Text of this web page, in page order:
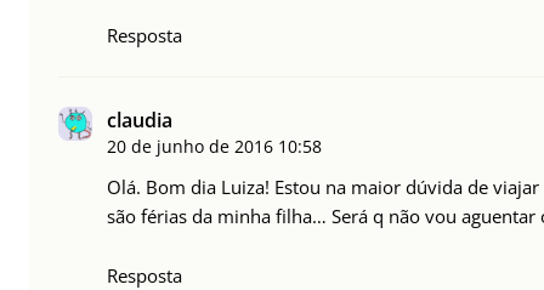
Resposta
claudia
20 de junho de 2016 10:58
Olá. Bom dia Luiza! Estou na maior dúvida de
são férias da minha filha… Será q não vou
Resposta